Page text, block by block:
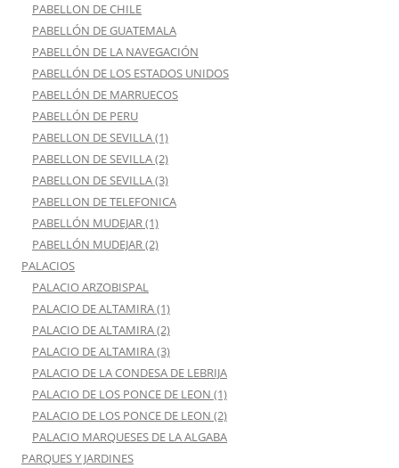
PABELLON DE CHILE
PABELLÓN DE GUATEMALA
PABELLÓN DE LA NAVEGACIÓN
PABELLÓN DE LOS ESTADOS UNIDOS
PABELLÓN DE MARRUECOS
PABELLÓN DE PERU
PABELLON DE SEVILLA (1)
PABELLON DE SEVILLA (2)
PABELLON DE SEVILLA (3)
PABELLON DE TELEFONICA
PABELLÓN MUDEJAR (1)
PABELLÓN MUDEJAR (2)
PALACIOS
PALACIO ARZOBISPAL
PALACIO DE ALTAMIRA (1)
PALACIO DE ALTAMIRA (2)
PALACIO DE ALTAMIRA (3)
PALACIO DE LA CONDESA DE LEBRIJA
PALACIO DE LOS PONCE DE LEON (1)
PALACIO DE LOS PONCE DE LEON (2)
PALACIO MARQUESES DE LA ALGABA
PARQUES Y JARDINES